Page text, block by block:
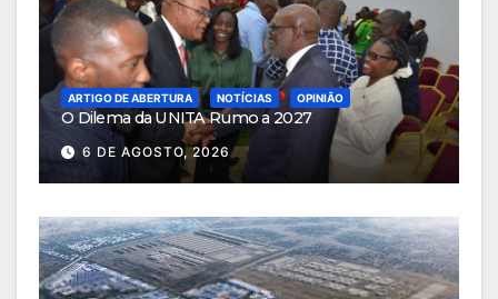
ARTIGO DE ABERTURA NOTÍCIAS OPINIÃO
O Dilema da UNITA Rumo a 2027
6 DE AGOSTO, 2026